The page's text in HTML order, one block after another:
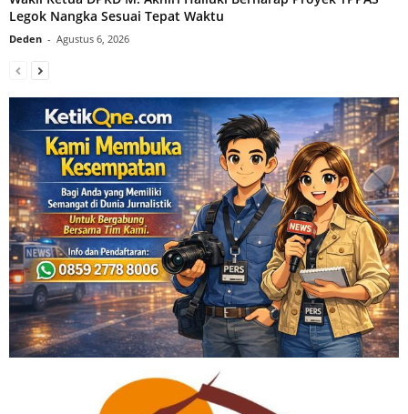
Legok Nangka Sesuai Tepat Waktu
Deden - Agustus 6, 2026